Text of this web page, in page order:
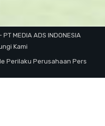
MEDIA ADS INDONESIA
Kami
Perilaku Perusahaan Pers